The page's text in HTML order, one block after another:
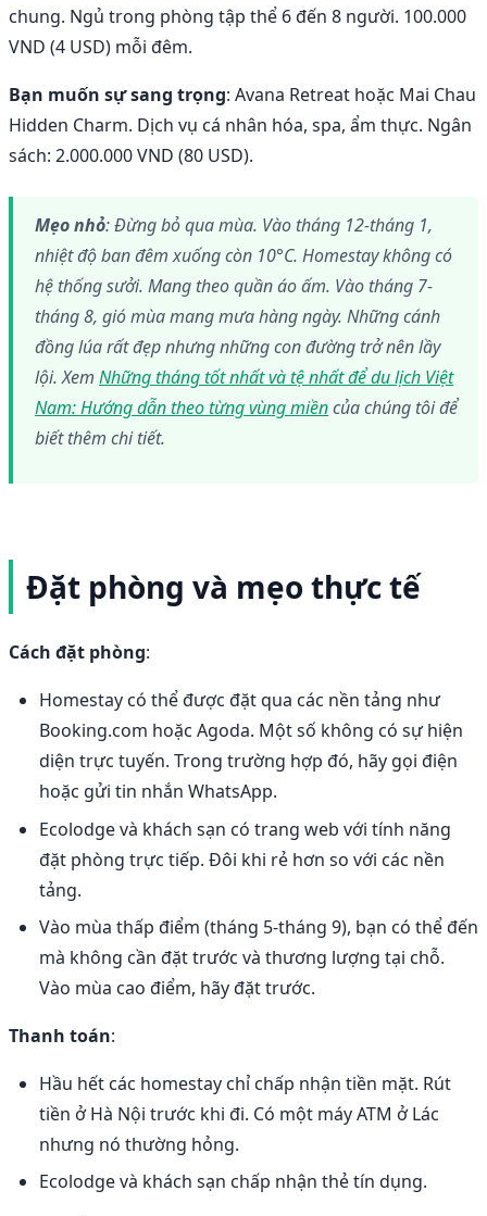
chung. Ngủ trong phòng tập thể 6 đến 8 người. 100.000
VND (4 USD) mỗi đêm.
Bạn muốn sự sang trọng: Avana Retreat hoặc Mai Chau
Hidden Charm. Dịch vụ cá nhân hóa, spa, ẩm thực. Ngân
sách: 2.000.000 VND (80 USD).
Mẹo nhỏ: Đừng bỏ qua mùa. Vào tháng 12-tháng 1,
nhiệt độ ban đêm xuống còn 10°C. Homestay không có
hệ thống sưởi. Mang theo quần áo ấm. Vào tháng 7-
tháng 8, gió mùa mang mưa hàng ngày. Những cánh
đồng lúa rất đẹp nhưng những con đường trở nên lầy
lội. Xem Những tháng tốt nhất và tệ nhất để du lịch Việt
Nam: Hướng dẫn theo từng vùng miềncủa chúng tôi để
biết thêm chi tiết.
Đặt phòng và mẹo thực tế
Cách đặt phòng:
Homestay có thể được đặt qua các nền tảng như
Booking.com hoặc Agoda. Một số không có sự hiện
diện trực tuyến. Trong trường hợp đó, hãy gọi điện
hoặc gửi tin nhắn WhatsApp.
Ecolodge và khách sạn có trang web với tính năng
đặt phòng trực tiếp. Đôi khi rẻ hơn so với các nền
tảng.
Vào mùa thấp điểm (tháng 5-tháng 9), bạn có thể đến
mà không cần đặt trước và thương lượng tại chỗ.
Vào mùa cao điểm, hãy đặt trước.
Thanh toán:
Hầu hết các homestay chỉ chấp nhận tiền mặt. Rút
tiền ở Hà Nội trước khi đi. Có một máy ATM ở Lác
nhưng nó thường hỏng.
Ecolodge và khách sạn chấp nhận thẻ tín dụng.